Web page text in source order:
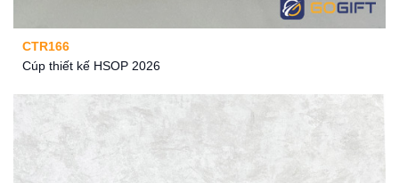
CTR166
Cúp thiết kế HSOP 2026